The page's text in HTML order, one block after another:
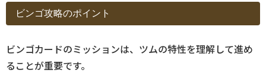
ビンゴ攻略のポイント
ビンゴカードのミッションは、ツムの特性を理解して進め
ることが重要です。